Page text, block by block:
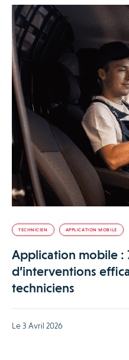
TECHNICIEN APPLICATION MOBILE
Application mobile :
d’interventions
techniciens
Le 3 Avril 2026